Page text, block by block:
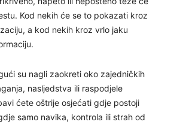
Kod nekih će se to pokazati kroz
a kod nekih kroz vrlo jaku
su nagli zaokreti oko zajedničkih
nasljedstva ili raspodjele
ćete oštrije osjećati gdje postoji
samo navika, kontrola ili strah od